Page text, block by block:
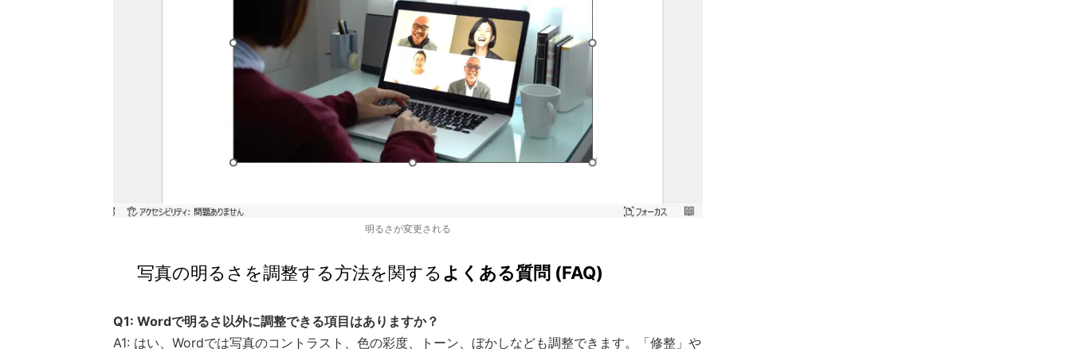
明るさが変更される
写真の明るさを調整する方法を関する よくある質問 (FAQ)
Q1: Wordで明るさ以外に調整できる項目はありますか？
A1: はい、Wordでは写真のコントラスト、色の彩度、トーン、ぼかしなども調整できます。「修整」や